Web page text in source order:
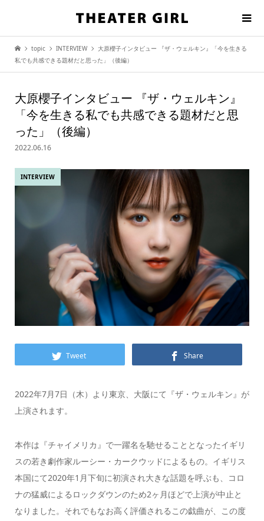
topic INTERVIEW
大原櫻子インタビュー 『ザ・ウェルキン』「今を生きる
私でも共感できる題材だと思った」（後編）
大原櫻子インタビュー 『ザ・ウェルキン』
「今を生きる私でも共感できる題材だと思
った」（後編）
2022.06.16
INTERVIEW
Tweet Share
2022年7月7日（木）より東京、大阪にて『ザ・ウェルキン』が
上演されます。
本作は『チャイメリカ』で一躍名を馳せることとなったイギリ
スの若き劇作家ルーシー・カークウッドによるもの。イギリス
本国にて2020年1月下旬に初演され大きな話題を呼ぶも、コロ
ナの猛威によるロックダウンのため2ヶ月ほどで上演が中止と
なりました。それでもなお高く評価されるこの戯曲が、この度